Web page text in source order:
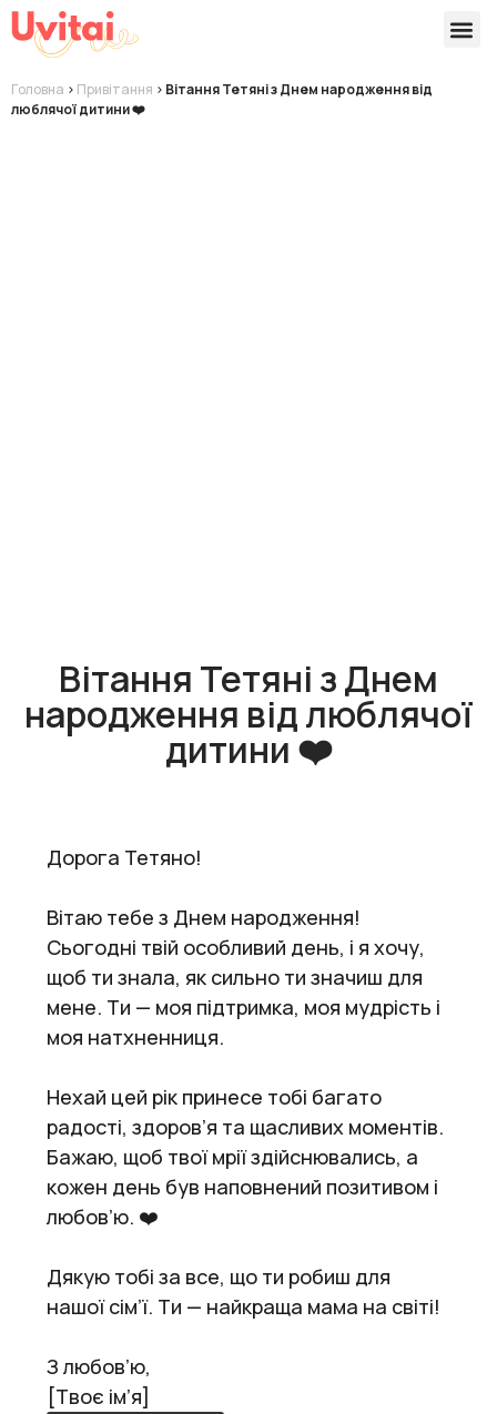
Головна > Привітання > Вітання Тетяні з Днем народження від
люблячої дитини ❤️
Вітання Тетяні з Днем
народження від люблячої
дитини ❤️
Дорога Тетяно!
Вітаю тебе з Днем народження!
Сьогодні твій особливий день, і я хочу,
щоб ти знала, як сильно ти значиш для
мене. Ти — моя підтримка, моя мудрість і
моя натхненниця.
Нехай цей рік принесе тобі багато
радості, здоров’я та щасливих моментів.
Бажаю, щоб твої мрії здійснювались, а
кожен день був наповнений позитивом і
любов’ю. ❤️
Дякую тобі за все, що ти робиш для
нашої сім’ї. Ти — найкраща мама на світі!
З любов’ю,
[Твоє ім’я]